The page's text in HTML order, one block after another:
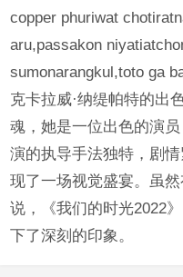
copper phuriwat
aru,passakon
sumonarangkul,toto ga
克卡拉威·纳缇帕特的出
魂，她是一位出色的演
演的执导手法独特，剧
现了一场视觉盛宴。虽
说，《我们的时光2022
下了深刻的印象。